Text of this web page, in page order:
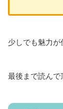
少しでも魅力が
最後まで読んで